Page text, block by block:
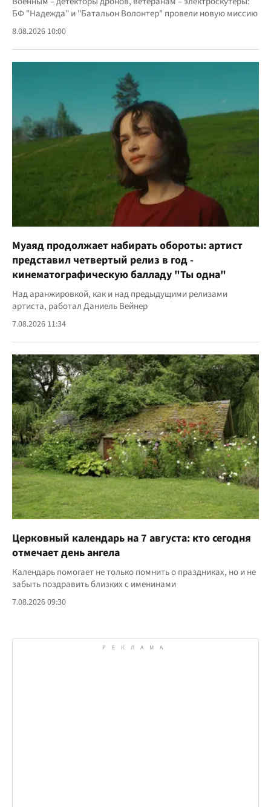
БФ "Надежда" и "Батальон Волонтер" провели новую миссию
8.08.2026 10:00
Муаяд продолжает набирать обороты: артист
представил четвертый релиз в год -
кинематографическую балладу "Ты одна"
Над аранжировкой, как и над предыдущими релизами
артиста, работал Даниель Вейнер
7.08.2026 11:34
Церковный календарь на 7 августа: кто сегодня
отмечает день ангела
Календарь помогает не только помнить о праздниках, но и не
забыть поздравить близких с именинами
7.08.2026 09:30